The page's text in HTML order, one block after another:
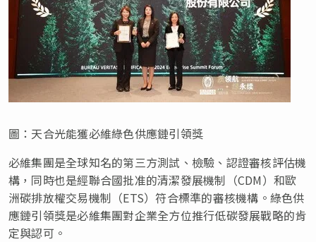
圖：天合光能獲必維綠色供應鏈引領獎
必維集團是全球知名的第三方測試、檢驗、認證審核評估機
構，同時也是經聯合國批准的清潔發展機制（CDM）和歐
洲碳排放權交易機制（ETS）符合標準的審核機構。綠色供
應鏈引領獎是必維集團對企業全方位推行低碳發展戰略的肯
定與認可。